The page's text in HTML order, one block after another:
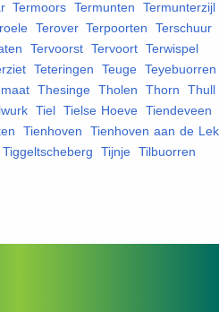
, Termoors Termunten Termunterzijl
Terover, Terpoorten Terschuur,
Tervoorst Tervoort Terwispel
Teteringen Teuge Teyebuorren
Thesinge Tholen Thorn Thull
Tiel Tielse Hoeve Tiendeveen
Tienhoven
Tienhoven aan de Lek
Tiggeltscheberg Tijnje Tilbuorren